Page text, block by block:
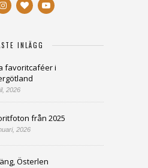
INLÄGG
favoritcaféer i
2026
från 2025
2026
Österlen